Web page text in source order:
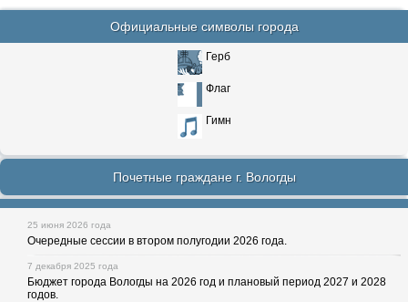
Официальные символы города
Герб
Флаг
Гимн
Почетные граждане г. Вологды
25 июня 2026 года
Очередные сессии в втором полугодии 2026 года.
7 декабря 2025 года
Бюджет города Вологды на 2026 год и плановый период 2027 и 2028
годов.